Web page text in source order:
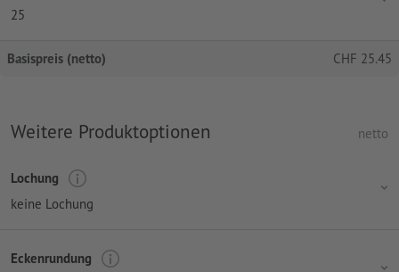
25
Basispreis (netto) CHF 25.45
Weitere Produktoptionen netto
Lochung
keine Lochung
Eckenrundung